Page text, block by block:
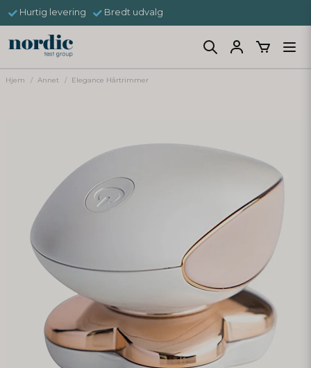
Hurtig levering Bredt udvalg
Hjem Annet Elegance Hårtrimmer